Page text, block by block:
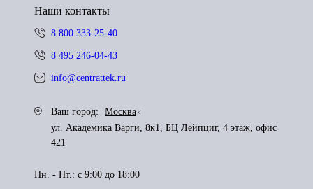
Наши контакты
8 800 333-25-40
8 495 246-04-43
info@centrattek.ru
Ваш город:
Москва
ул. Академика Варги, 8к1, БЦ Лейпциг, 4 этаж, офис
421
Пн. - Пт.: с 9:00 до 18:00